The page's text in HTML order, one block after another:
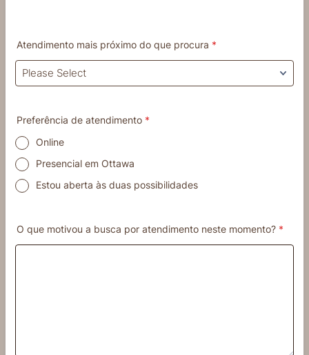
Atendimento mais próximo do que procura *
Preferência de atendimento *
Online
Presencial em Ottawa
Estou aberta às duas possibilidades
O que motivou a busca por atendimento neste momento? *